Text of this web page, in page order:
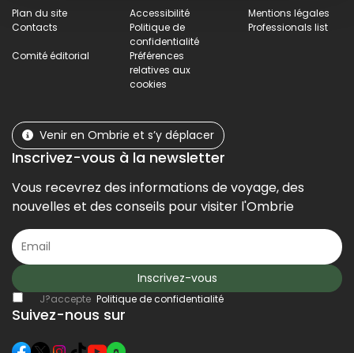
Plan du site Accessibilité
Mentions légales
Contacts
Politique de
confidentialité
Professionals list
Comité éditorial
Préférences
relatives aux
cookies
Venir en Ombrie et s’y déplacer
Inscrivez-vous à la newsletter
Vous recevrez des informations de voyage, des
nouvelles et des conseils pour visiter l'Ombrie
Inscrivez-vous
J?accepte Politique de confidentialité
Suivez-nous sur